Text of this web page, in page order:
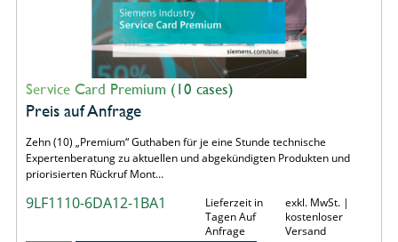
Service Card Premium (10 cases)
Preis auf Anfrage
Zehn (10) „Premium“ Guthaben für je eine Stunde technische
Expertenberatung zu aktuellen und abgekündigten Produkten und
priorisierten Rückruf Mont…
9LF1110-6DA12-1BA1
Lieferzeit in
Tagen Auf
Anfrage
exkl. MwSt. |
kostenloser
Versand